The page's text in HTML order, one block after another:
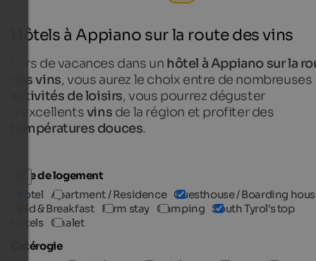
Hôtels à Appiano sur la route des vins
Lors de vacances dans un hôtel à Appiano sur la
des vins, vous aurez le choix entre de nombreuses
activités de loisirs, vous pourrez déguster
d'excellentsvins de la région et profiter des
températures douces.
Type de logement
Hotel Apartment / Residence Guesthouse / Boarding
Bed & Breakfast Farm stay Camping South Tyrol's top
Hotels Chalet
Catérogie